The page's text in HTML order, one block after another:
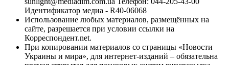
Идентификатор медиа - R40-06068
Использование любых материалов, размещённых на
сайте, разрешается при условии ссылки на
Корреспондент.net.
При копировании материалов со страницы «Новости
Украины и мира», для интернет-изданий – обязательна